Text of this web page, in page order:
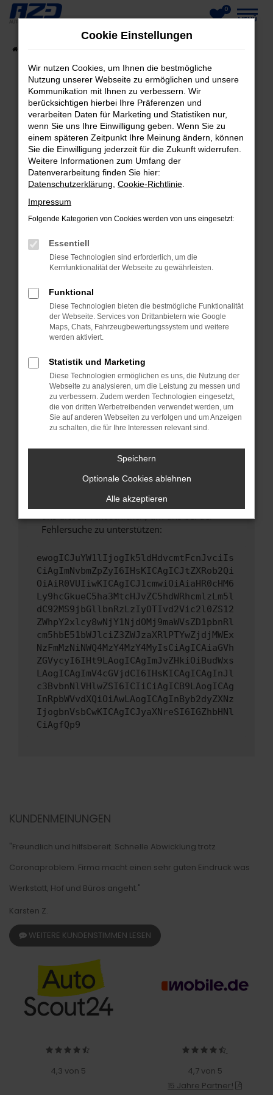
Zum
springen
0
MENÜ
FEHLER: NETWORK ERROR
Beim Laden ist ein Fehler aufgetreten.
Hier sind ein paar Tipps, die dir helfen können:
Überprüfe deine Firewall und deine
Internetverbindung.
Laden andere Webseiten, zum Beispiel deine
Suchmaschine?
Manche Erweiterungen, wie Werbeblocker,
können das Laden bestimmter Seiten
verhindern. Funktioniert die Seite in einem
anderen Browser oder in einem privaten
Fenster?
Starte dein Gerät neu.
Das kann manchmal helfen, vorübergehende
Stelle sicher, dass dein Browser und dein
Betriebssystem auf dem neuesten Stand
sind.
Veraltete Software birgt nicht nur ein
Sicherheitsrisiko, sondern kann auch dazu
führen, dass bestimmte Funktionen nicht mehr
Wende dich an den Webseitenbetreiber.
Wenn du alle oben genannten Schritte versucht
versuchen, das Problem zu beheben. Du kannst
uns diesen Text schicken, um uns bei der
Fehlersuche zu unterstützen:
ewogICJuYW1lIjogIk5ldHdvcmtFcnJvciIs
CiAgImNvbmZpZyI6IHsKICAgICJtZXRob2Qi
OiAiR0VUIiwKICAgICJ1cmwiOiAiaHR0cHM6
Ly9hcGkueC5ha3MtcHJvZC5hdWRhcmlzLm5l
dC92MS9jbGllbnRzLzIyOTIvd2Vic2l0ZS12
ZWhpY2xlcy8wNjY1NjdOMj9maWVsZD1pbnRl
cm5hbE51bWJlciZ3ZWJzaXRlPTYwZjdjMWEx
NzFmMzNiNWQ4MzY4MzY4MyIsCiAgICAiaGVh
ZGVycyI6IHt9LAogICAgImJvZHkiOiBudWxs
LAogICAgImV4cGVjdCI6IHsKICAgICAgInJl
c3BvbnNlVHlwZSI6ICIiCiAgICB9LAogICAg
InRpbWVvdXQiOiAwLAogICAgInByb2dyZXNz
IjogbnVsbCwKICAgICJyaXNreSI6IGZhbHNl
CiAgfQp9
KUNDENMEINUNGEN
"Freundlich und hilfsbereit. Schnelle Abwicklung trotz
Coronaproblem. Firma macht einen sehr guten Eindruck was
Werkstatt, Hof und Büros angeht."
Karsten Z.
WEITERE KUNDENSTIMMEN LESEN
4,3 von 5
4,7 von 5
15 Jahre Partner!
Cookie Einstellungen
Wir nutzen Cookies, um Ihnen die bestmögliche
Nutzung unserer Webseite zu ermöglichen und unsere
Kommunikation mit Ihnen zu verbessern. Wir
berücksichtigen hierbei Ihre Präferenzen und
verarbeiten Daten für Marketing und Statistiken nur,
wenn Sie uns Ihre Einwilligung geben. Wenn Sie zu
einem späteren Zeitpunkt Ihre Meinung ändern, können
Sie die Einwilligung jederzeit für die Zukunft widerrufen.
Weitere Informationen zum Umfang der
Datenverarbeitung finden Sie hier:
Datenschutzerklärung Cookie-Richtlinie
Impressum
Folgende Kategorien von Cookies werden von uns eingesetzt:
Essentiell
Diese Technologien sind erforderlich, um die
Kernfunktionalität der Webseite zu gewährleisten.
Funktional
Diese Technologien bieten die bestmögliche Funktionalität
der Webseite. Services von Drittanbietern wie Google
Maps, Chats, Fahrzeugbewertungssystem und weitere
werden aktiviert.
Statistik und Marketing
Diese Technologien ermöglichen es uns, die Nutzung der
Webseite zu analysieren, um die Leistung zu messen und
zu verbessern. Zudem werden Technologien eingesetzt,
die von dritten Werbetreibenden verwendet werden, um
Sie auf anderen Webseiten zu verfolgen und um Anzeigen
zu schalten, die für Ihre Interessen relevant sind.
Speichern
Optionale Cookies ablehnen
Alle akzeptieren